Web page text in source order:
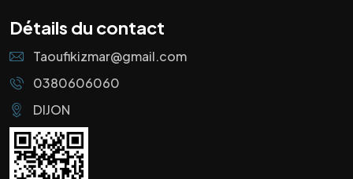
Détails du contact
Taoufikizmar@gmail.com
0380606060
DIJON